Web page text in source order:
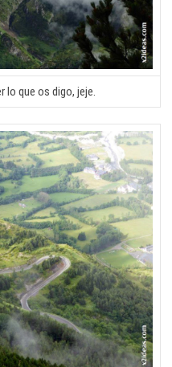
lo que os digo, jeje.